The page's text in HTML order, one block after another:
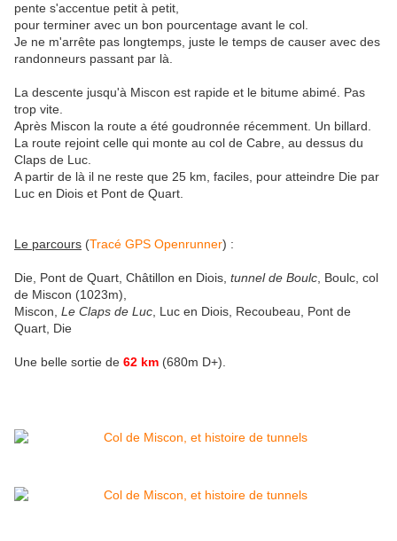
pente s'accentue petit à petit,
pour terminer avec un bon pourcentage avant le col.
Je ne m'arrête pas longtemps, juste le temps de causer avec des
randonneurs passant par là.
La descente jusqu'à Miscon est rapide et le bitume abimé. Pas
trop vite.
Après Miscon la route a été goudronnée récemment. Un billard.
La route rejoint celle qui monte au col de Cabre, au dessus du
Claps de Luc.
A partir de là il ne reste que 25 km, faciles, pour atteindre Die par
Luc en Diois et Pont de Quart.
Le parcours (Tracé GPS Openrunner) :
Die, Pont de Quart, Châtillon en Diois, tunnel de Boulc , Boulc, col
de Miscon (1023m),
Miscon, Le Claps de Luc , Luc en Diois, Recoubeau, Pont de
Quart, Die
Une belle sortie de 62 km (680m D+).